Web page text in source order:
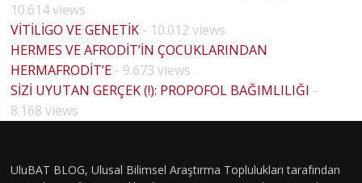
10.614 views
VİTİLİGO VE GENETİK - 10.012 views
HERMES VE AFRODİT’İN ÇOCUKLARINDAN
HERMAFRODİT’E - 9.673 views
SİZİ UYUTAN GERÇEK (!): PROPOFOL BAĞIMLILIĞI -
8.168 views
UluBAT BLOG, Ulusal Bilimsel Araştırma Toplulukları tarafından